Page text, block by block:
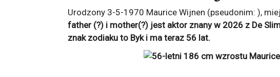
Urodzony 3-5-1970 Maurice Wijnen (pseudonim: ),
father (?) i mother(?) jest aktor znany w 2026 z De
znak zodiaku to Byki ma teraz 56 lat.